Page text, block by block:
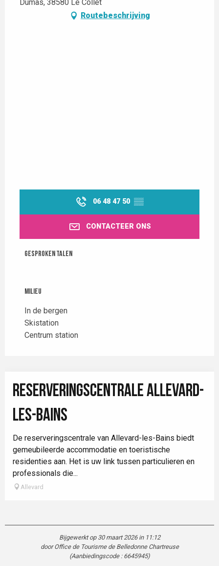
Dumas, 38580 Le Collet
Routebeschrijving
06 48 47 50 ▒▒
CONTACTEER ONS
Gesproken talen
Gesproken talen
Milieu
Milieu
In de bergen
Skistation
Centrum station
RESERVERINGSCENTRALE ALLEVARD-
LES-BAINS
De reserveringscentrale van Allevard-les-Bains biedt
gemeubileerde accommodatie en toeristische
residenties aan. Het is uw link tussen particulieren en
professionals die...
Allevard
Bijgewerkt op 30 maart 2026 in 11:12
door Office de Tourisme de Belledonne Chartreuse
(Aanbiedingscode : 6645945)